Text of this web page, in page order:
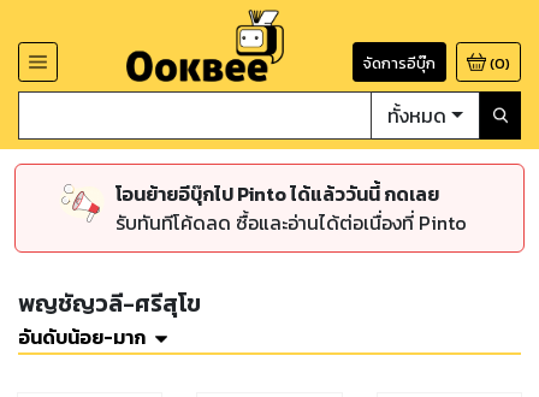
จัดการอีบุ๊ก (0)
ทั้งหมด
โอนย้ายอีบุ๊กไป Pinto ได้แล้ววันนี้ กดเลย
รับทันทีโค้ดลด ซื้อและอ่านได้ต่อเนื่องที่ Pinto
พญชัญวลี-ศรีสุโข
อันดับน้อย-มาก